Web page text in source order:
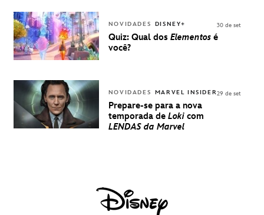
DISNEY
NOVIDADES DISNEY+
Quiz: Qual dos Elementos é
você?
30 de set
NOVIDADES MARVEL INSIDER
Prepare-se para a nova
temporada de Loki com
LENDAS da Marvel
29 de set